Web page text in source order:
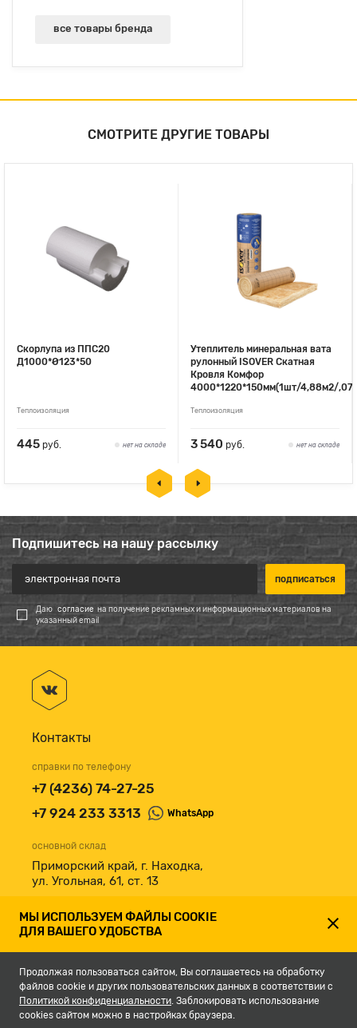
все товары бренда
СМОТРИТЕ ДРУГИЕ ТОВАРЫ
Скорлупа из ППС20
Д1000*Ø123*50
Теплоизоляция
445 руб. нет на складе
Утеплитель минеральная вата
рулонный ISOVER Скатная
Кровля Комфор
4000*1220*150мм(1шт/4,88м2/
Теплоизоляция
3 540 руб. нет на складе
Подпишитесь на нашу рассылку
Даю согласие на получение рекламных и информационных материалов на
указанный email
Контакты
справки по телефону
+7 (4236) 74-27-25
+7 924 233 3313
WhatsApp
основной склад
Приморский край, г. Находка,
ул. Угольная, 61, ст. 13
принимаем к оплате
МЫ ИСПОЛЬЗУЕМ ФАЙЛЫ COOKIE
ДЛЯ ВАШЕГО УДОБСТВА
Продолжая пользоваться сайтом, Вы соглашаетесь на обработку
файлов cookie и других пользовательских данных в соответствии с
Политикой конфиденциальности. Заблокировать использование
cookies сайтом можно в настройках браузера.